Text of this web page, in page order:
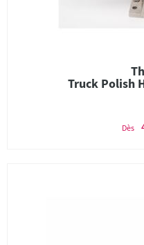
Truck Polish
Dès